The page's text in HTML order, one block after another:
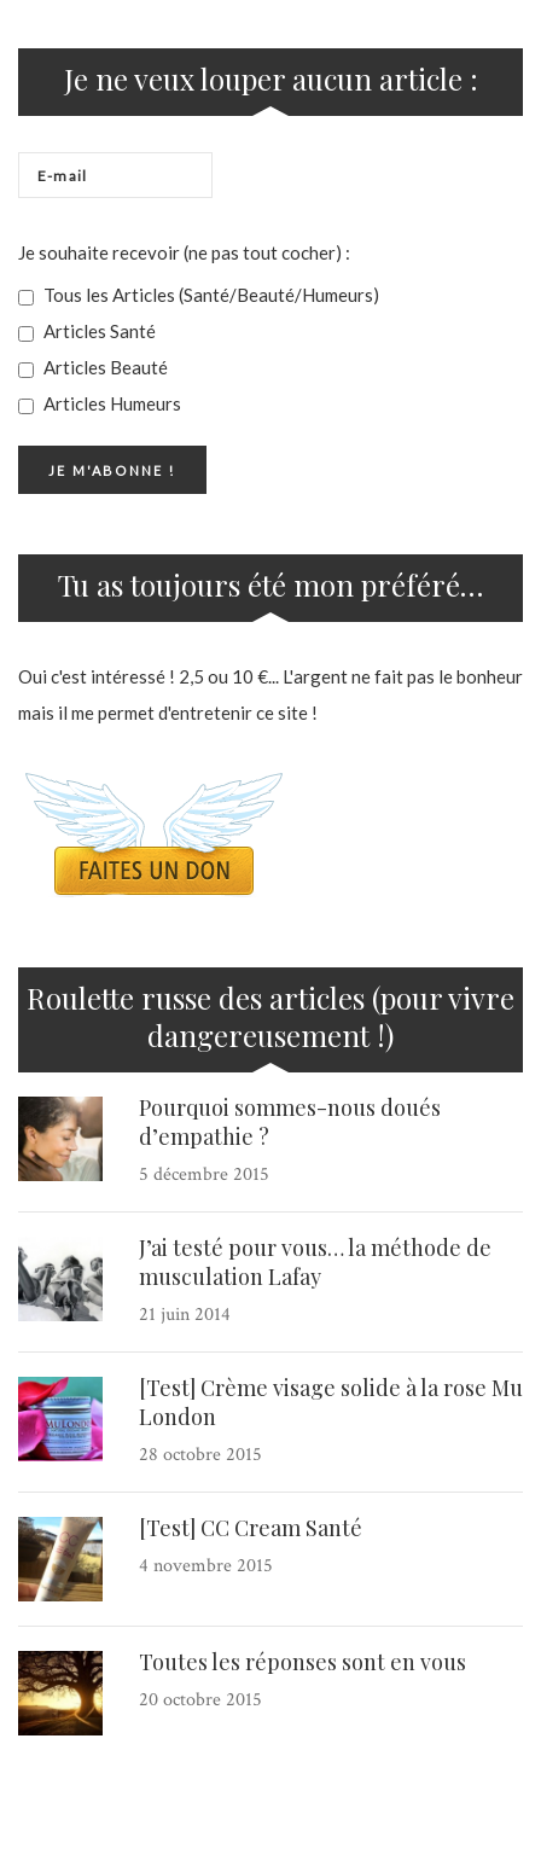
Je ne veux louper aucun article :
Je souhaite recevoir (ne pas tout cocher) :
Tous les Articles (Santé/Beauté/Humeurs)
Articles Santé
Articles Beauté
Articles Humeurs
Tu as toujours été mon préféré…
Oui c'est intéressé ! 2,5 ou 10 €... L'argent ne fait pas le bonheur
mais il me permet d'entretenir ce site !
Roulette russe des articles (pour vivre
dangereusement !)
Pourquoi sommes-nous doués
d’empathie ?
5 décembre 2015
J’ai testé pour vous… la méthode de
musculation Lafay
21 juin 2014
[Test] Crème visage solide à la rose Mu
London
28 octobre 2015
[Test] CC Cream Santé
4 novembre 2015
Toutes les réponses sont en vous
20 octobre 2015